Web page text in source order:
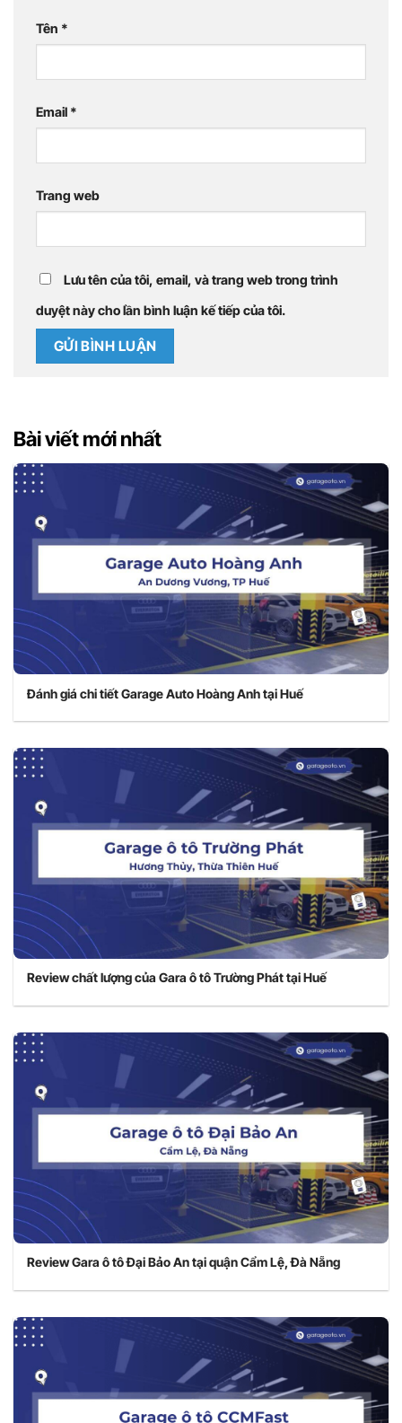
Tên *
Email *
Trang web
Lưu tên của tôi, email, và trang web trong trình
duyệt này cho lần bình luận kế tiếp của tôi.
Bài viết mới nhất
Đánh giá chi tiết Garage Auto Hoàng Anh tại Huế
Review chất lượng của Gara ô tô Trường Phát tại Huế
Review Gara ô tô Đại Bảo An tại quận Cẩm Lệ, Đà Nẵng